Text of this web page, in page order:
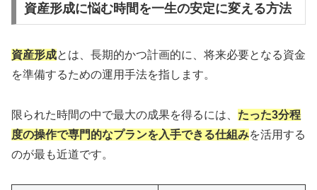
資産形成に悩む時間を一生の安定に変える方法
資産形成とは、長期的かつ計画的に、将来必要となる資金
を準備するための運用手法を指します。
限られた時間の中で最大の成果を得るには、 たった3分程
度の操作で専門的なプランを入手できる仕組みを活用する
のが最も近道です。